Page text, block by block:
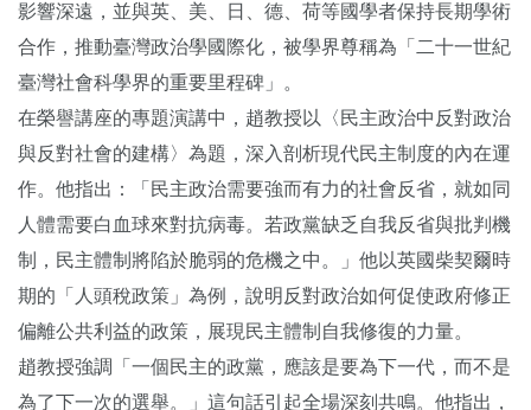
影響深遠，並與英、美、日、德、荷等國學者保持長期學術
合作，推動臺灣政治學國際化，被學界尊稱為「二十一世紀
臺灣社會科學界的重要里程碑」。
在榮譽講座的專題演講中，趙教授以〈民主政治中反對政治
與反對社會的建構〉為題，深入剖析現代民主制度的內在運
作。他指出：「民主政治需要強而有力的社會反省，就如同
人體需要白血球來對抗病毒。若政黨缺乏自我反省與批判機
制，民主體制將陷於脆弱的危機之中。」他以英國柴契爾時
期的「人頭稅政策」為例，說明反對政治如何促使政府修正
偏離公共利益的政策，展現民主體制自我修復的力量。
趙教授強調「一個民主的政黨，應該是要為下一代，而不是
為了下一次的選舉。」這句話引起全場深刻共鳴。他指出，